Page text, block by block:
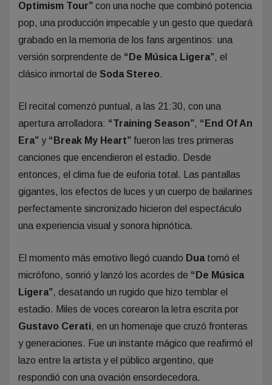
Optimism Tour” con una noche que combinó potencia
pop, una producción impecable y un gesto que quedará
grabado en la memoria de los fans argentinos: una
versión sorprendente de “De Música Ligera”, el
clásico inmortal de Soda Stereo.
El recital comenzó puntual, a las 21:30, con una
apertura arrolladora: “Training Season”, “End Of An
Era” y “Break My Heart” fueron las tres primeras
canciones que encendieron el estadio. Desde
entonces, el clima fue de euforia total. Las pantallas
gigantes, los efectos de luces y un cuerpo de bailarines
perfectamente sincronizado hicieron del espectáculo
una experiencia visual y sonora hipnótica.
El momento más emotivo llegó cuando Duatomó el
micrófono, sonrió y lanzó los acordes de “De Música
Ligera”, desatando un rugido que hizo temblar el
estadio. Miles de voces corearon la letra escrita por
Gustavo Cerati, en un homenaje que cruzó fronteras
y generaciones. Fue un instante mágico que reafirmó el
lazo entre la artista y el público argentino, que
respondió con una ovación ensordecedora.